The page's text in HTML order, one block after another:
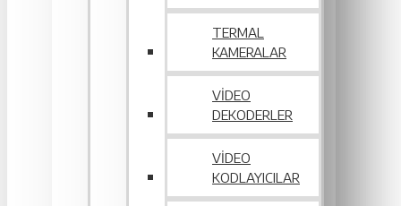
TERMAL
KAMERALAR
VIDEO
DEKODERLER
VIDEO
KODLAYICILAR